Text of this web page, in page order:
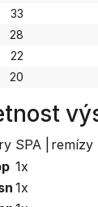
33
28
22
20
SPA | remízy |
1x
1x